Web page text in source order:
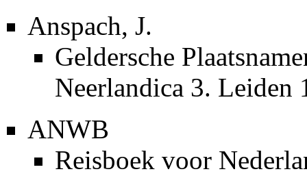
Anspach, J.
Geldersche
Neerlandica 3. Leiden
ANWB
Reisboek voor